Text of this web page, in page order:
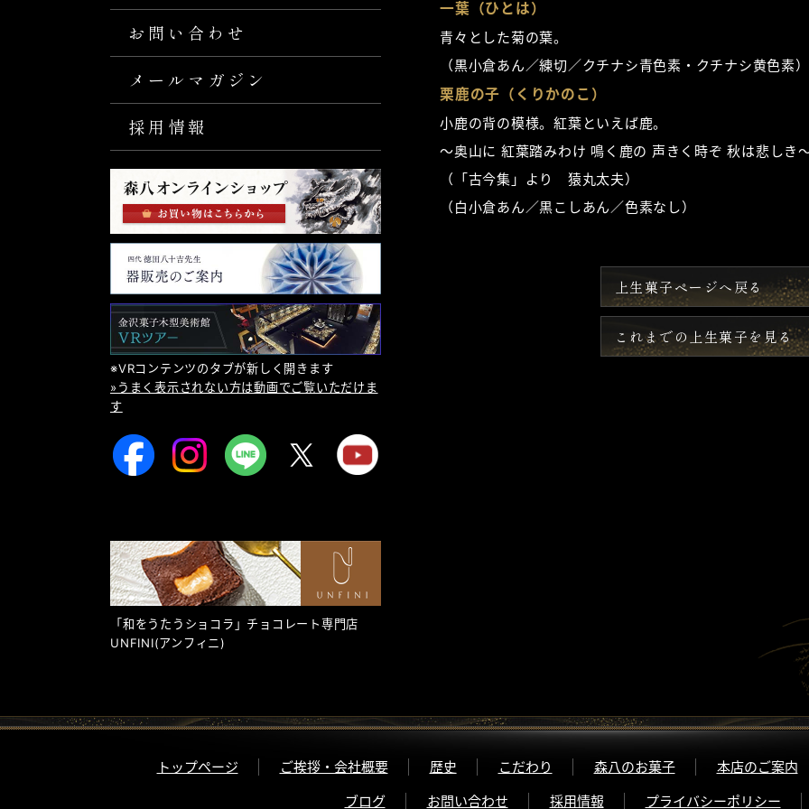
お問い合わせ
メールマガジン
採用情報
※VRコンテンツのタブが新しく開きます
»うまく表示されない方は動画でご覧いただけま
す
「和をうたうショコラ」チョコレート専門店
UNFINI(アンフィニ)
一葉（ひとは）
青々とした菊の葉。
（黒小倉あん／練切／クチナシ青色素・クチナシ黄色素）
栗鹿の子（くりかのこ）
小鹿の背の模様。紅葉といえば鹿。
～奥山に 紅葉踏みわけ 鳴く鹿の 声きく時ぞ 秋は悲しき
（「古今集」より 猿丸太夫）
（白小倉あん／黒こしあん／色素なし）
上生菓子ページへ戻る
これまでの上生菓子を見る
トップページ ご挨拶・会社概要 歴史 こだわり 森八のお菓子
本店のご案内
ブログ
お問い合わせ 採用情報 プライバシーポリシー